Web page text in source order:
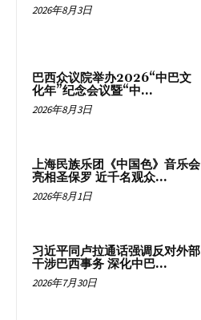
2026年8月3日
巴西众议院举办2026“中巴文
化年”纪念会议暨“中...
2026年8月3日
上海民族乐团《中国色》音乐会
亮相圣保罗 近千名观众...
2026年8月1日
习近平同卢拉通话强调反对外部
干涉巴西事务 深化中巴...
2026年7月30日